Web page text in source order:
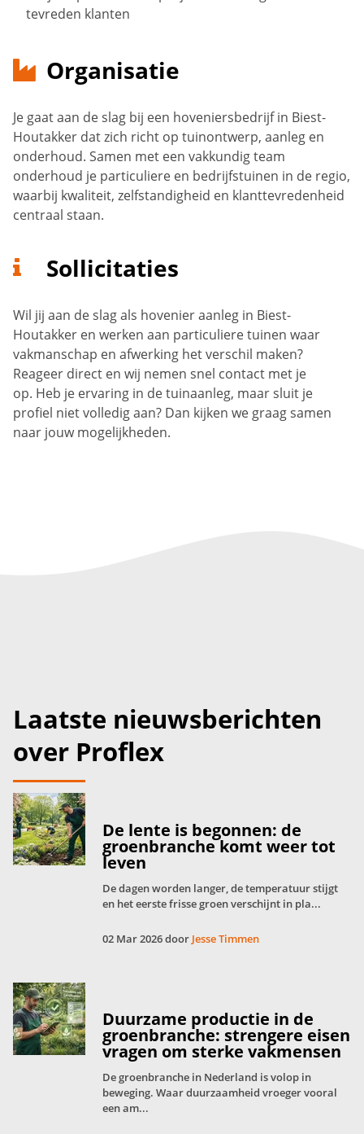
tevreden klanten
Organisatie
Je gaat aan de slag bij een hoveniersbedrijf in Biest-
Houtakker dat zich richt op tuinontwerp, aanleg en
onderhoud. Samen met een vakkundig team
onderhoud je particuliere en bedrijfstuinen in de regio,
waarbij kwaliteit, zelfstandigheid en klanttevredenheid
centraal staan.
Sollicitaties
Wil jij aan de slag als hovenier aanleg in Biest-
Houtakker en werken aan particuliere tuinen waar
vakmanschap en afwerking het verschil maken?
Reageer direct en wij nemen snel contact met je
op. Heb je ervaring in de tuinaanleg, maar sluit je
profiel niet volledig aan? Dan kijken we graag samen
naar jouw mogelijkheden.
Laatste nieuwsberichten
over Proflex
De lente is begonnen: de
groenbranche komt weer tot
leven
De dagen worden langer, de temperatuur stijgt
en het eerste frisse groen verschijnt in pla...
02 Mar 2026 door Jesse Timmen
Duurzame productie in de
groenbranche: strengere eisen
vragen om sterke vakmensen
De groenbranche in Nederland is volop in
beweging. Waar duurzaamheid vroeger vooral
een am...